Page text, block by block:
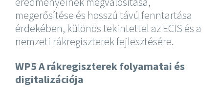
megerősítése és hosszú távú fenntartása
érdekében, különös tekintettel az ECIS és a
nemzeti rákregiszterek fejlesztésére.
WP5 A rákregiszterek folyamatai és
digitalizációja